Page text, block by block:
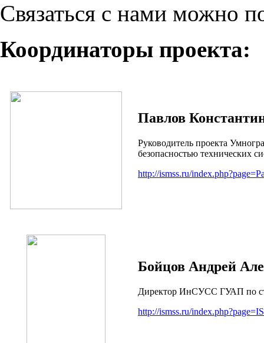
Связаться с нами можно
Координаторы проекта:
Павлов
Руководитель проекта
безопасностью технических
http://ismss.ru/
Бойцов Андрей
Директор ИнСУСС ГУАП по
http://ismss.ru/